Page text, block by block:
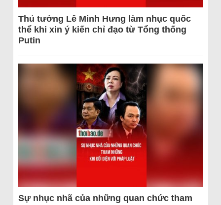
Thủ tướng Lê Minh Hưng làm nhục quốc
thể khi xin ý kiến chỉ đạo từ Tổng thống
Putin
Sự nhục nhã của những quan chức tham